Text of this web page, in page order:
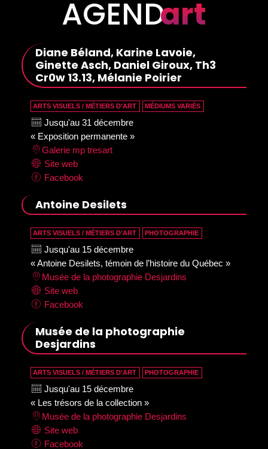
AGENDart
Diane Béland, Karine Lavoie,
Ginette Asch, Daniel Giroux, Th3
Cr0w 13.13, Mélanie Poirier
ARTS VISUELS / MÉTIERS D’ART MÉDIUMS VARIÉS
Jusqu'au 31 décembre
« Exposition permanente »
Galerie mp tresart
Site web
Facebook
Antoine Desilets
ARTS VISUELS / MÉTIERS D’ART PHOTOGRAPHIE
Jusqu'au 15 décembre
« Antoine Desilets, témoin de l’histoire du Québec »
Musée de la photographie Desjardins
Site web
Facebook
Musée de la photographie
Desjardins
ARTS VISUELS / MÉTIERS D’ART PHOTOGRAPHIE
Jusqu'au 15 décembre
« Les trésors de la collection »
Musée de la photographie Desjardins
Site web
Facebook